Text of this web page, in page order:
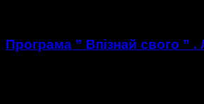
Програма ” Впізнай свого ” .